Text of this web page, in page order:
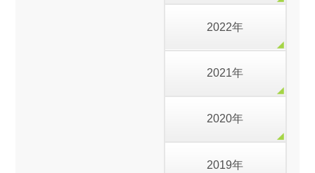
2022年
2021年
2020年
2019年